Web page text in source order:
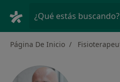
¿Qué estás buscando?
Página De Inicio